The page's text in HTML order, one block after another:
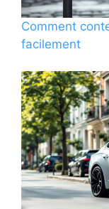
Comment
facilement